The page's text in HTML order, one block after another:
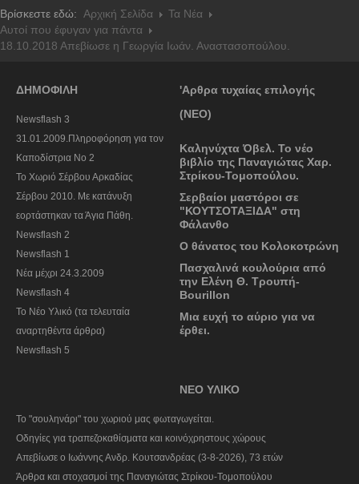
Βρίσκεστε εδώ: Αρχική Σελίδα
Τα Νέα
Αυτοί που έφυγαν για πάντα
18.10.2018 Απεβίωσε η Γεωργία Ιωάν. Αναστασοπούλου.
ΔΗΜΟΦΙΛΗ
Newsflash 3
31.01.2009.Πληροφόρηση για τον
Καποδίστρια Νο 2
To Χωριό Σέρβου Αρκαδίας
Σέρβου 2010. Με κατάνυξη
εορτάστηκαν τα Άγια Πάθη.
Newsflash 2
Newsflash 1
Nέα μέχρι 24.3.2009
Newsflash 4
Το Νέο Υλικό (τα τελευταία
αναρτηθέντα άρθρα)
Newsflash 5
'Αρθρα τυχαίας επιλογής
(ΝΕΟ)
Καληνύχτα Όβελ. Το νέο
βιβλίο της Παναγιώτας Χαρ.
Στρίκου-Τομοπούλου.
Σερβαίοι μαστόροι σε
"ΚΟΥΤΣΟΤΑΞΙΔΑ" στη
Φάλανθο
Ο θάνατος του Κολοκοτρώνη
Πασχαλινά κουλούρια από
την Ελένη Θ. Τρουπή-
Bourillon
Μια ευχή το αύριο για να
έρθει.
ΝΕΟ ΥΛΙΚΟ
To "σουληνάρι" του χωριού μας φωταγωγείται.
Οδηγίες για τραπεζοκαθίσματα και κοινόχρηστους χώρους
Απεβίωσε ο Ιωάννης Ανδρ. Κουτσανδρέας (3-8-2026), 73 ετών
Άρθρα και στοχασμοί της Παναγιώτας Στρίκου-Τομοπούλου